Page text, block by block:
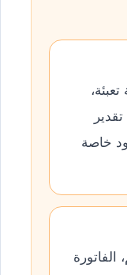
خاصة
الفاتورة